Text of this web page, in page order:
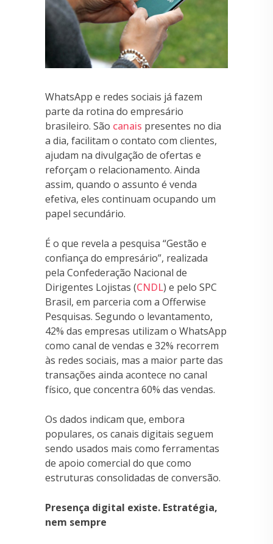
WhatsApp e redes sociais já fazem
parte da rotina do empresário
brasileiro. São canais presentes no dia
a dia, facilitam o contato com clientes,
ajudam na divulgação de ofertas e
reforçam o relacionamento. Ainda
assim, quando o assunto é venda
efetiva, eles continuam ocupando um
papel secundário.
É o que revela a pesquisa “Gestão e
confiança do empresário”, realizada
pela Confederação Nacional de
Dirigentes Lojistas (CNDL) e pelo SPC
Brasil, em parceria com a Offerwise
Pesquisas. Segundo o levantamento,
42% das empresas utilizam o WhatsApp
como canal de vendas e 32% recorrem
às redes sociais, mas a maior parte das
transações ainda acontece no canal
físico, que concentra 60% das vendas.
Os dados indicam que, embora
populares, os canais digitais seguem
sendo usados mais como ferramentas
de apoio comercial do que como
estruturas consolidadas de conversão.
Presença digital existe. Estratégia,
nem sempre